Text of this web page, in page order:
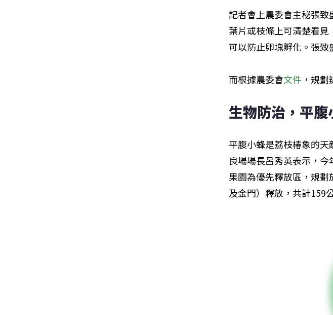
記者會上農委會主秘張
葉片或枝條上可清楚看
可以防止卵塊孵化。張致
而根據農委會文件 ，規
生物防治，平
平腹小蜂是荔枝椿象的
良場場長呂秀英表示，
果園為優先釋放區，規
及金門）釋放，共計159